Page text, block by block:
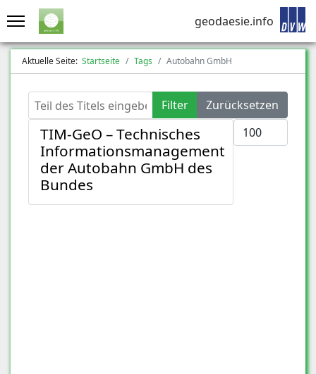
geodaesie.info
Aktuelle Seite: Startseite Tags Autobahn GmbH
Teil des Titels eingeben Filter
Zurücksetzen
Anzeige #
TIM-GeO – Technisches
Informationsmanagement
der Autobahn GmbH des
Bundes